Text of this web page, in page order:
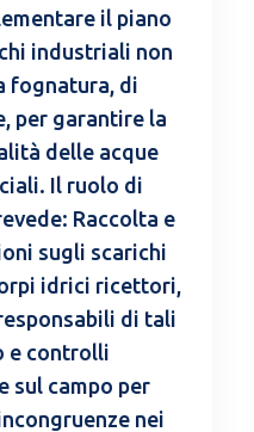
il piano
industriali non
fognatura, di
per garantire la
delle acque
Il ruolo di
Raccolta e
sugli scarichi
idrici ricettori,
di tali
e controlli
sul campo per
nei